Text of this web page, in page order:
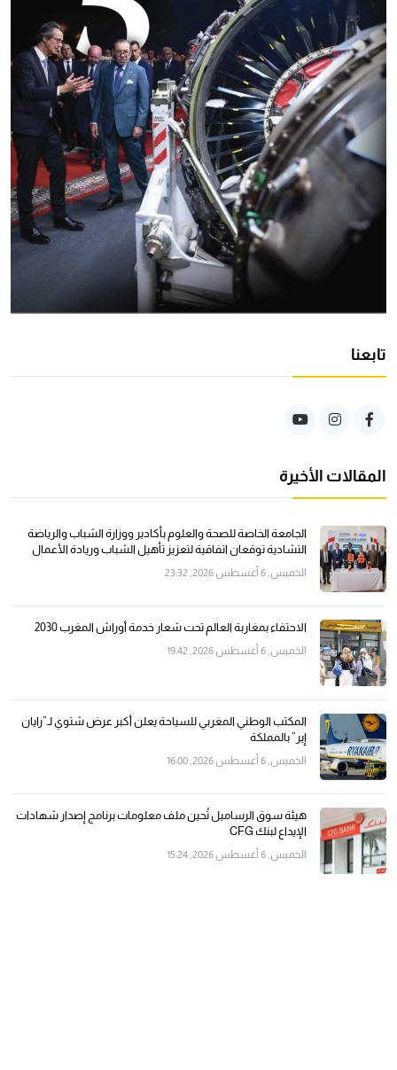
تابعنا
المقالات الأخيرة
الجامعة الخاصة للصحة والعلوم بأكادير ووزارة الشباب والرياضة
التشادية توقعان اتفاقية لتعزيز تأهيل الشباب وريادة الأعمال
الخميس, 6 أغسطس 2026, 23:32
الاحتفاء بمغاربة العالم تحت شعار خدمة أوراش المغرب 2030
الخميس, 6 أغسطس 2026, 19:42
المكتب الوطني المغربي للسياحة يعلن أكبر عرض شتوي لـ”رايان
إير” بالمملكة
الخميس, 6 أغسطس 2026, 16:00
هيئة سوق الرساميل تُحين ملف معلومات برنامج إصدار شهادات
الإيداع لبنك CFG
الخميس, 6 أغسطس 2026, 15:24